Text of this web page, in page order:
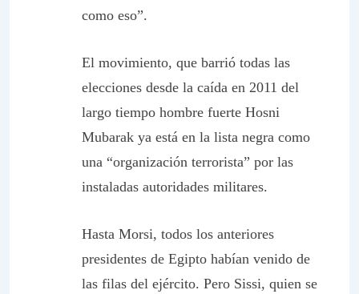
como eso”.
El movimiento, que barrió todas las
elecciones desde la caída en 2011 del
largo tiempo hombre fuerte Hosni
Mubarak ya está en la lista negra como
una “organización terrorista” por las
instaladas autoridades militares.
Hasta Morsi, todos los anteriores
presidentes de Egipto habían venido de
las filas del ejército. Pero Sissi, quien se